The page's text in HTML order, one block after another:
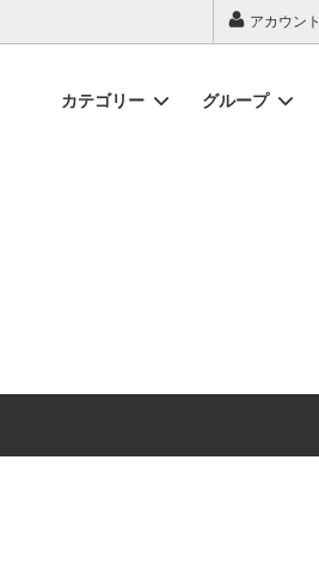
アカウント
カテゴリー グループ